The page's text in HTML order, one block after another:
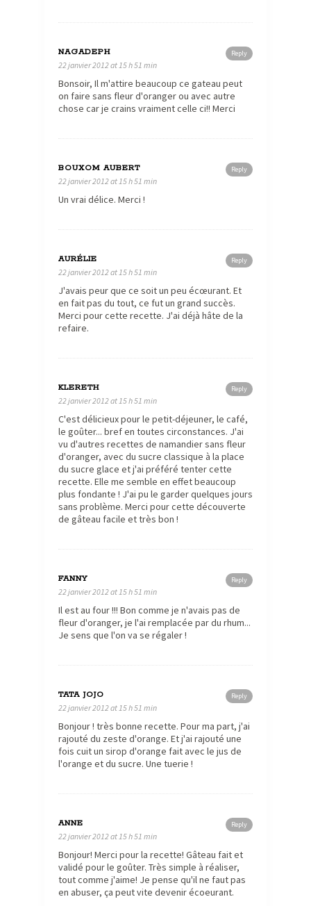
Reply
NAGADEPH
22 janvier 2012 at 15 h 51 min
Bonsoir, Il m'attire beaucoup ce gateau peut
on faire sans fleur d'oranger ou avec autre
chose car je crains vraiment celle ci!! Merci
Reply
BOUXOM AUBERT
22 janvier 2012 at 15 h 51 min
Un vrai délice. Merci !
Reply
AURÉLIE
22 janvier 2012 at 15 h 51 min
J'avais peur que ce soit un peu écœurant. Et
en fait pas du tout, ce fut un grand succès.
Merci pour cette recette. J'ai déjà hâte de la
refaire.
Reply
KLERETH
22 janvier 2012 at 15 h 51 min
C'est délicieux pour le petit-déjeuner, le café,
le goûter... bref en toutes circonstances. J'ai
vu d'autres recettes de namandier sans fleur
d'oranger, avec du sucre classique à la place
du sucre glace et j'ai préféré tenter cette
recette. Elle me semble en effet beaucoup
plus fondante ! J'ai pu le garder quelques jours
sans problème. Merci pour cette découverte
de gâteau facile et très bon !
Reply
FANNY
22 janvier 2012 at 15 h 51 min
Il est au four !!! Bon comme je n'avais pas de
fleur d'oranger, je l'ai remplacée par du rhum...
Je sens que l'on va se régaler !
Reply
TATA JOJO
22 janvier 2012 at 15 h 51 min
Bonjour ! très bonne recette. Pour ma part, j'ai
rajouté du zeste d'orange. Et j'ai rajouté une
fois cuit un sirop d'orange fait avec le jus de
l'orange et du sucre. Une tuerie !
Reply
ANNE
22 janvier 2012 at 15 h 51 min
Bonjour! Merci pour la recette! Gâteau fait et
validé pour le goûter. Très simple à réaliser,
tout comme j'aime! Je pense qu'il ne faut pas
en abuser, ça peut vite devenir écoeurant.